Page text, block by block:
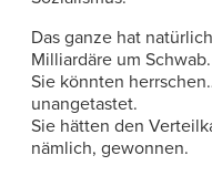
Das ganze hat
Milliardäre um Schwab.
Sie könnten
unangetastet.
Sie hätten den
nämlich, gewonnen.